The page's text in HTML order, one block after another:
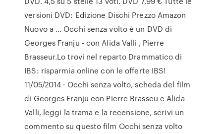
versioni DVD: Edizione Dischi Prezzo Amazon
Nuovo a … Occhi senza volto è un DVD di
Georges Franju - con Alida Valli , Pierre
Brasseur.Lo trovi nel reparto Drammatico di
IBS: risparmia online con le offerte IBS!
11/05/2014 · Occhi senza volto, scheda del film
di Georges Franju con Pierre Brasseu e Alida
Valli, leggi la trama e la recensione, scrivi un
commento su questo film Occhi senza volto